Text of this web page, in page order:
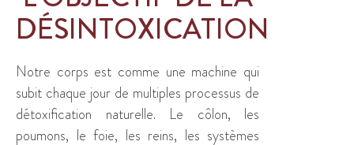
DÉSINTOXICATION
Notre corps est comme une machine qui
subit chaque jour de multiples processus de
détoxification naturelle. Le côlon, les
poumons, le foie, les reins, les systèmes